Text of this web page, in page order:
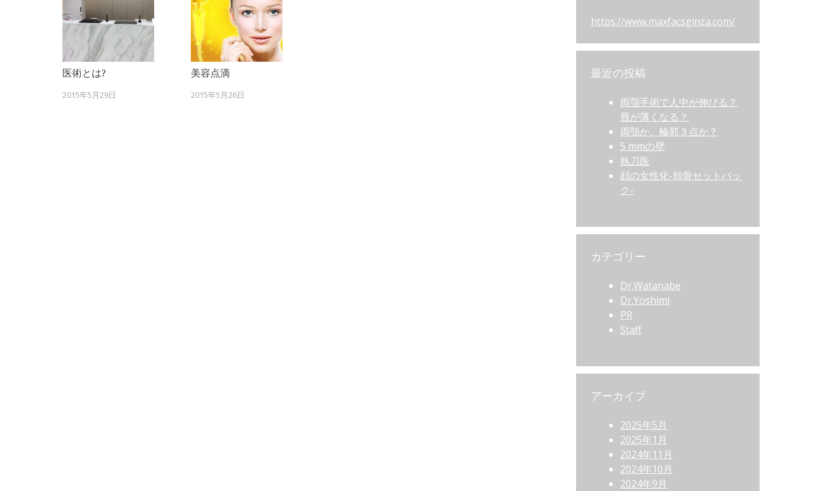
医術とは?
2015年5月29日
美容点滴
2015年5月26日
https://www.maxfacsginza.com/
最近の投稿
両顎手術で人中が伸びる？
唇が薄くなる？
両顎か、輪郭３点か？
5 mmの壁
執刀医
顔の女性化-頬骨セットバッ
ク-
カテゴリー
Dr.Watanabe
Dr.Yoshimi
PR
Staff
アーカイブ
2025年5月
2025年1月
2024年11月
2024年10月
2024年9月